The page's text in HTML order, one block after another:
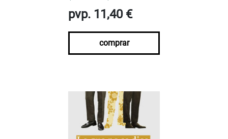
pvp. 11,40 €
comprar